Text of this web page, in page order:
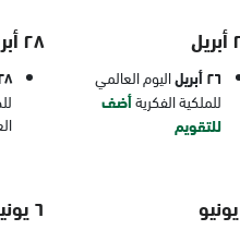
٢٦ أبريل
اليوم العالمي
للملكية الفكريةأضف
للتقويم
٢٨ أبريل
٢٨
٦ يونيو